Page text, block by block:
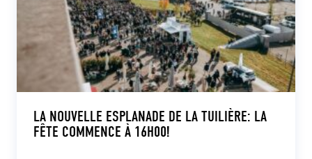
LA NOUVELLE ESPLANADE DE LA TUILIÈRE: LA
FÊTE COMMENCE À 16H00!